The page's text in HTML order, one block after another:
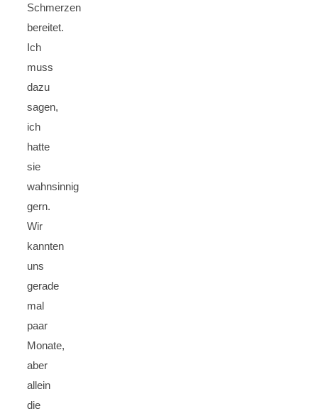
Schmerzen
bereitet.
Ich
muss
dazu
sagen,
ich
hatte
sie
wahnsinnig
gern.
Wir
kannten
uns
gerade
mal
paar
Monate,
aber
allein
die